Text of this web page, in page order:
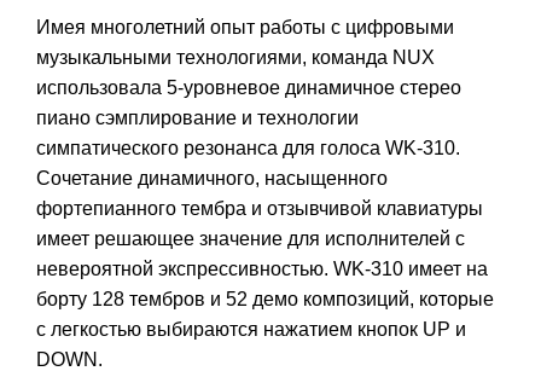
Имея многолетний опыт работы с цифровыми
музыкальными технологиями, команда NUX
использовала 5-уровневое динамичное стерео
пиано сэмплирование и технологии
симпатического резонанса для голоса WK-310.
Сочетание динамичного, насыщенного
фортепианного тембра и отзывчивой клавиатуры
имеет решающее значение для исполнителей с
невероятной экспрессивностью. WK-310 имеет на
борту 128 тембров и 52 демо композиций, которые
с легкостью выбираются нажатием кнопок UP и
DOWN.